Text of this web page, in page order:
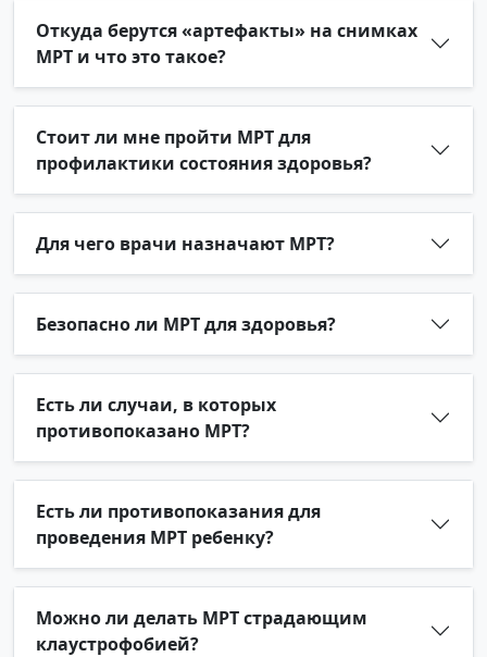
Откуда берутся «артефакты» на снимках
МРТ и что это такое?
Стоит ли мне пройти МРТ для
профилактики состояния здоровья?
Для чего врачи назначают МРТ?
Безопасно ли МРТ для здоровья?
Есть ли случаи, в которых
противопоказано МРТ?
Есть ли противопоказания для
проведения МРТ ребенку?
Можно ли делать МРТ страдающим
клаустрофобией?